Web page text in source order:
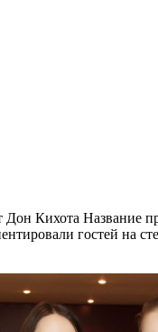
Дон Кихота Название
гостей на